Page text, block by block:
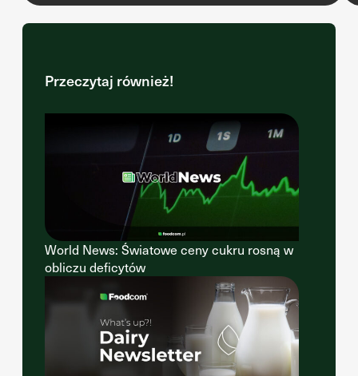
Przeczytaj również!
World News: Światowe ceny cukru rosną w
obliczu deficytów